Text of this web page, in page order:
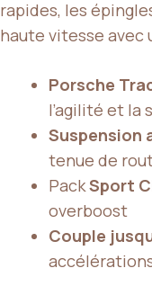
rapides, les
haute vitesse avec
Porsche
l’agilité et la
Suspension
tenue de
PackSport
overboost
Couple